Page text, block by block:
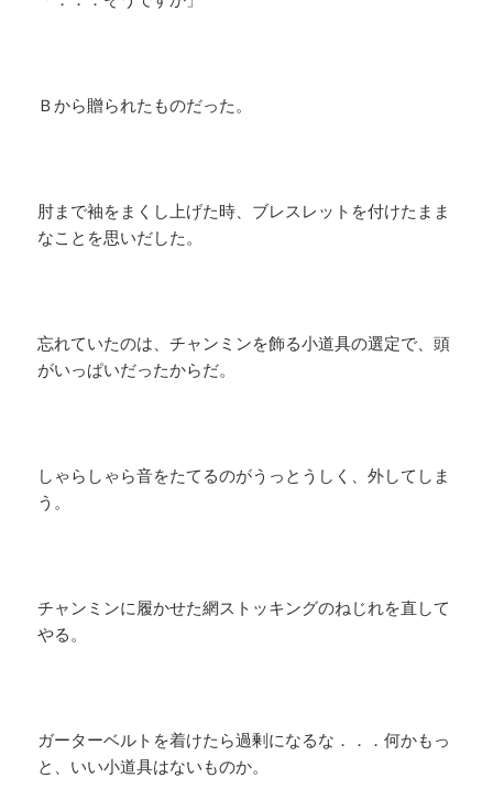
Ｂから贈られたものだった。
肘まで袖をまくし上げた時、ブレスレットを付けたまま
なことを思いだした。
忘れていたのは、チャンミンを飾る小道具の選定で、頭
がいっぱいだったからだ。
しゃらしゃら音をたてるのがうっとうしく、外してしま
う。
チャンミンに履かせた網ストッキングのねじれを直して
やる。
ガーターベルトを着けたら過剰になるな．．．何かもっ
と、いい小道具はないものか。